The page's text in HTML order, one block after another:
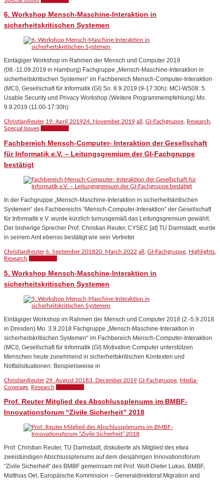
6. Workshop Mensch-Maschine-Interaktion in
sicherheitskritischen Systemen
Eintägiger Workshop im Rahmen der Mensch und Computer 2019
(08.-11.09.2019 in Hamburg) Fachgruppe „Mensch-Maschine-Interaktion in
sicherheitskritischen Systemen“ im Fachbereich Mensch-Computer-Interaktion
(MCI), Gesellschaft für Informatik (GI) So. 8.9.2019 (9-17:30h): MCI-WS08: 5.
Usable Security und Privacy Workshop (Weitere Programmempfehlung) Mo.
9.9.2019 (11:00-17:30h):
ChristianReuter 19. April 201924. November 2019 all GI-Fachgruppe Research
Special Issues
Fachbereich Mensch-Computer- Interaktion der Gesellschaft
für Informatik e.V. – Leitungsgremium der GI-Fachgruppe
bestätigt
In der Fachgruppe „Mensch-Maschine-Interaktion in sicherheitskritischen
Systemen“ des Fachbereichs “Mensch-Computer-Interaktion” der Gesellschaft
für Informatik e.V. wurde kürzlich turnusgemäß das Leitungsgremium gewählt.
Der bisherige Sprecher Prof. Christian Reuter, CYSEC [at] TU Darmstadt, wurde
in seinem Amt ebenso bestätigt wie sein Vertreter
ChristianReuter 6. September 201820. March 2022 all GI-Fachgruppe Highlights
Research
5. Workshop Mensch-Maschine-Interaktion in
sicherheitskritischen Systemen
Eintägiger Workshop im Rahmen der Mensch und Computer 2018 (2.-5.9.2018
in Dresden) Mo. 3.9.2018 Fachgruppe „Mensch-Maschine-Interaktion in
sicherheitskritischen Systemen“ im Fachbereich Mensch-Computer-Interaktion
(MCI), Gesellschaft für Informatik (GI) Motivation Computer unterstützen
Menschen heute zunehmend in sicherheitskritischen Kontexten und
Notfallsituationen: Beispielsweise in
ChristianReuter 29. August 20183. December 2019 GI-Fachgruppe Media-
Coverage Research
Prof. Reuter Mitglied des Abschlussplenums im BMBF-
Innovationsforum “Zivile Sicherheit” 2018
Prof. Christian Reuter, TU Darmstadt, diskutierte als Mitglied des etwa
zweistündigen Abschlussplenums auf dem diesjährigen Innovationsforum
“Zivile Sicherheit” des BMBF gemeinsam mit Prof. Wolf-Dieter Lukas, BMBF,
Matthias Oel, Europäische Kommission – Generaldirektorat Migration and